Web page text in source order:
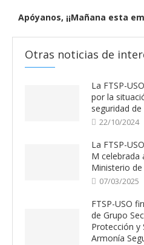
Apóyanos, ¡¡Mañana esta
Otras noticias de
La FTSP-
por la
seguridad
22/10/2024
La FTSP-
M celebrada
Ministerio
07/03/2025
FTSP-USO
de Grupo
Protección y
Armonía